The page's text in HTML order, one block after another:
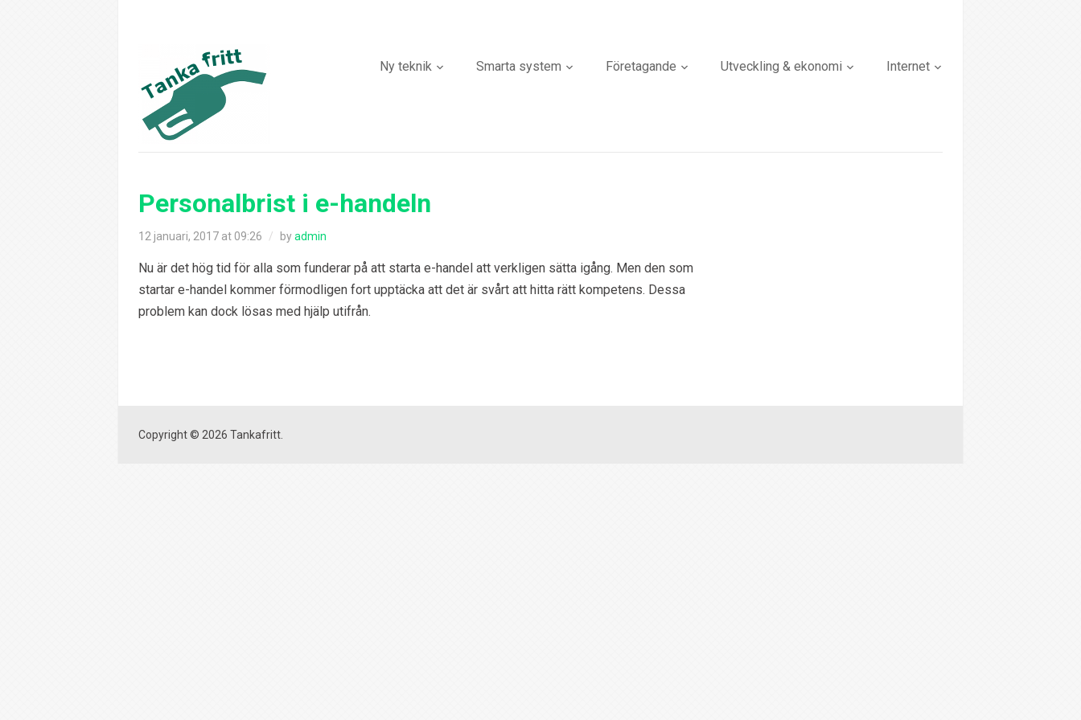
Ny teknik Smarta system Företagande Utveckling & ekonomi Internet
Personalbrist i e-handeln
12 januari, 2017 at 09:26 / byadmin
Nu är det hög tid för alla som funderar på att starta e-handel att verkligen sätta igång. Men den som
startar e-handel kommer förmodligen fort upptäcka att det är svårt att hitta rätt kompetens. Dessa
problem kan dock lösas med hjälp utifrån.
Copyright © 2026 Tankafritt.